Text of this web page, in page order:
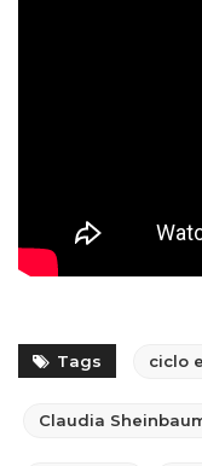
Tags ciclo
Claudia